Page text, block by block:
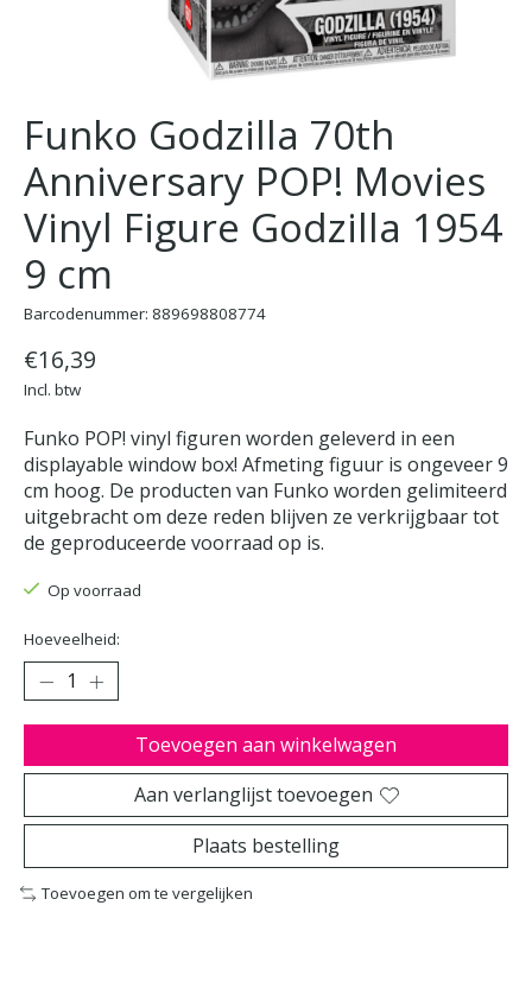
Funko Godzilla 70th
Anniversary POP! Movies
Vinyl Figure Godzilla 1954
9 cm
Barcodenummer: 889698808774
€16,39
Incl. btw
Funko POP! vinyl figuren worden geleverd in een
displayable window box! Afmeting figuur is ongeveer 9
cm hoog. De producten van Funko worden gelimiteerd
uitgebracht om deze reden blijven ze verkrijgbaar tot
de geproduceerde voorraad op is.
Op voorraad
Hoeveelheid:
Toevoegen aan winkelwagen
Aan verlanglijst toevoegen
Plaats bestelling
Toevoegen om te vergelijken